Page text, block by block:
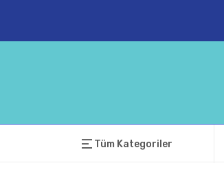
Tüm Kategoriler